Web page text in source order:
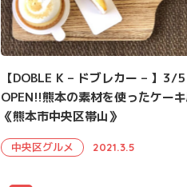
【DOBLE K – ドブレカー – 】3/
OPEN!!熊本の素材を使ったケー
《熊本市中央区帯山》
中央区グルメ 2021.3.5